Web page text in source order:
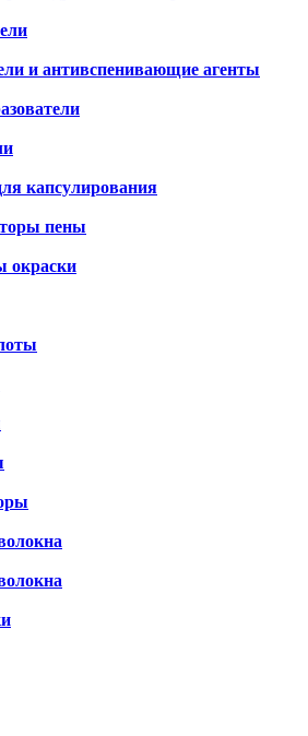
и антивспенивающие агенты
капсулирования
пены
окраски